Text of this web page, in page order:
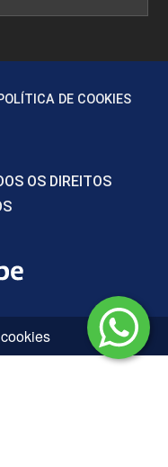
AVALIAÇÃO
DE COOKIES
OS DIREITOS